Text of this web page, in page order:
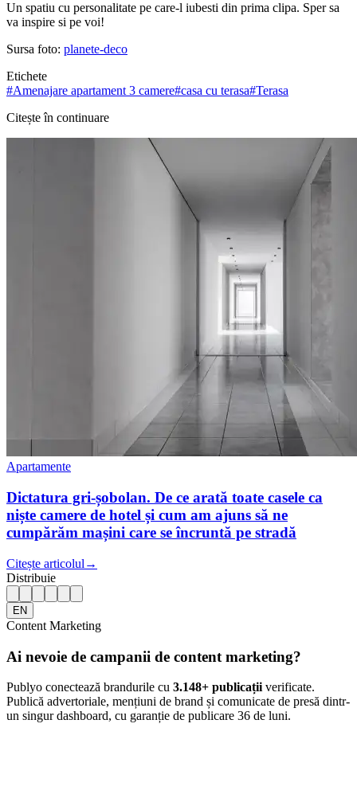
Un spatiu cu personalitate pe care-l iubesti din prima clipa. Sper sa
va inspire si pe voi!
Sursa foto: planete-deco
Etichete
#Amenajare apartament 3 camere#casa cu terasa#Terasa
Citește în continuare
Apartamente
Dictatura gri-șobolan. De ce arată toate casele ca
niște camere de hotel și cum am ajuns să ne
cumpărăm mașini care se încruntă pe stradă
Citește articolul →
Distribuie
EN
Content Marketing
Ai nevoie de campanii de content marketing?
Publyo conectează brandurile cu 3.148+ publicații verificate.
Publică advertoriale, mențiuni de brand și comunicate de presă dintr-
un singur dashboard, cu garanție de publicare 36 de luni.